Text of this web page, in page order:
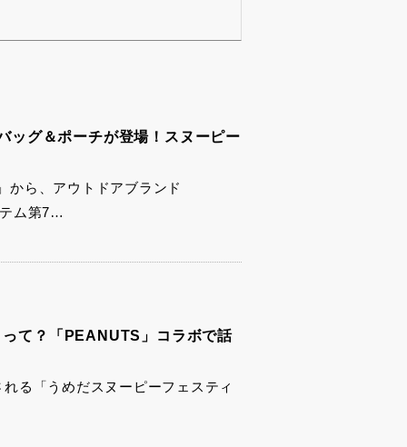
ッグ＆ポーチが登場！スヌーピー
から、アウトドアブランド
ム第7…
て？「PEANUTS」コラボで話
る「うめだスヌーピーフェスティ